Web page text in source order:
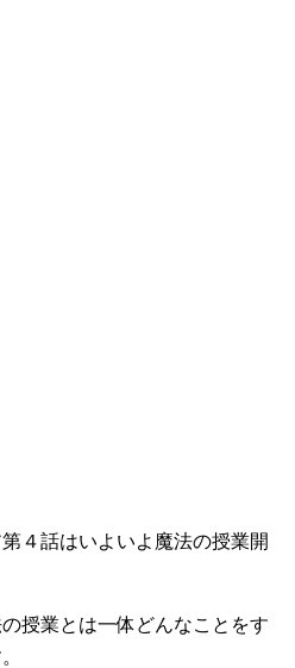
４話はいよいよ魔法の授業開
授業とは一体どんなことをす